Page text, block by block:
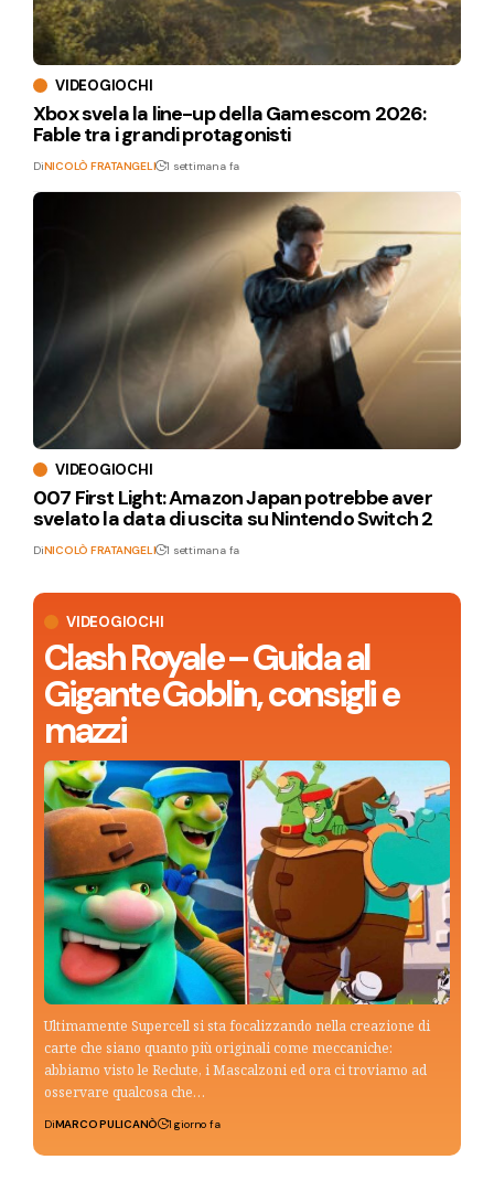
VIDEOGIOCHI
Clash Royale – Guida al
Gigante Goblin, consigli e
mazzi
Ultimamente Supercell si sta focalizzando nella creazione di
carte che siano quanto più originali come meccaniche:
abbiamo visto le Reclute, i Mascalzoni ed ora ci troviamo ad
osservare qualcosa che…
DiMARCO PULICANÒ 1 giorno fa
VIDEOGIOCHI
Xbox svela la line-up della Gamescom 2026:
Fable tra i grandi protagonisti
DiNICOLÒ FRATANGELI 1 settimana fa
VIDEOGIOCHI
007 First Light: Amazon Japan potrebbe aver
svelato la data di uscita su Nintendo Switch 2
DiNICOLÒ FRATANGELI 1 settimana fa